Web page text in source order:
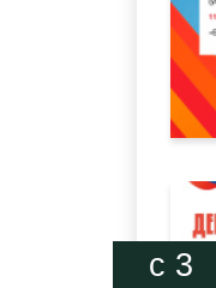
c 3